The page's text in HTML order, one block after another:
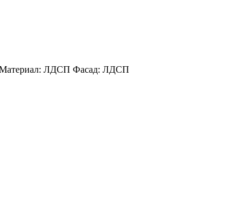
Материал: ЛДСП Фасад: ЛДСП